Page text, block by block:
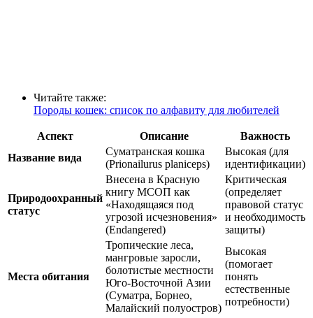
Читайте также:
Породы кошек: список по алфавиту для любителей
Аспект Описание
Важность
Название вида
Суматранская кошка
(Prionailurus planiceps)
Высокая (для
идентификации)
Природоохранный
статус
Внесена в Красную
книгу МСОП как
«Находящаяся под
угрозой исчезновения»
(Endangered)
Критическая
(определяет
правовой статус
и необходимость
защиты)
Места обитания
Тропические леса,
мангровые заросли,
болотистые местности
Юго-Восточной Азии
(Суматра, Борнео,
Малайский полуостров)
Высокая
(помогает
понять
естественные
потребности)